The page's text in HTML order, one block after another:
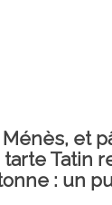
et
Tatin
: un